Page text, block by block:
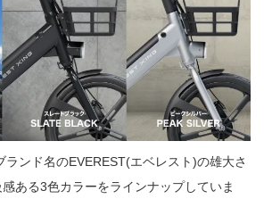
ンド名のEVEREST(エベレスト)の雄大さ
ある3色カラーをラインナップしていま